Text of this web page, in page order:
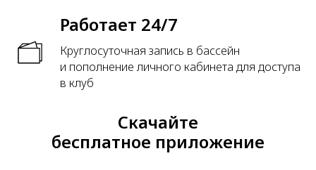
Работает 24/7
Круглосуточная запись в бассейн
и пополнение личного кабинета для доступа
в клуб
Скачайте
бесплатное приложение